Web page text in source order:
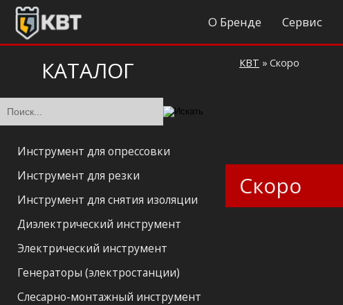
О Бренде Сервис
КАТАЛОГ
Инструмент для опрессовки
Инструмент для резки
Инструмент для снятия изоляции
Диэлектрический инструмент
Электрический инструмент
Генераторы (электростанции)
Слесарно-монтажный инструмент
КВТ » Скоро
Скоро